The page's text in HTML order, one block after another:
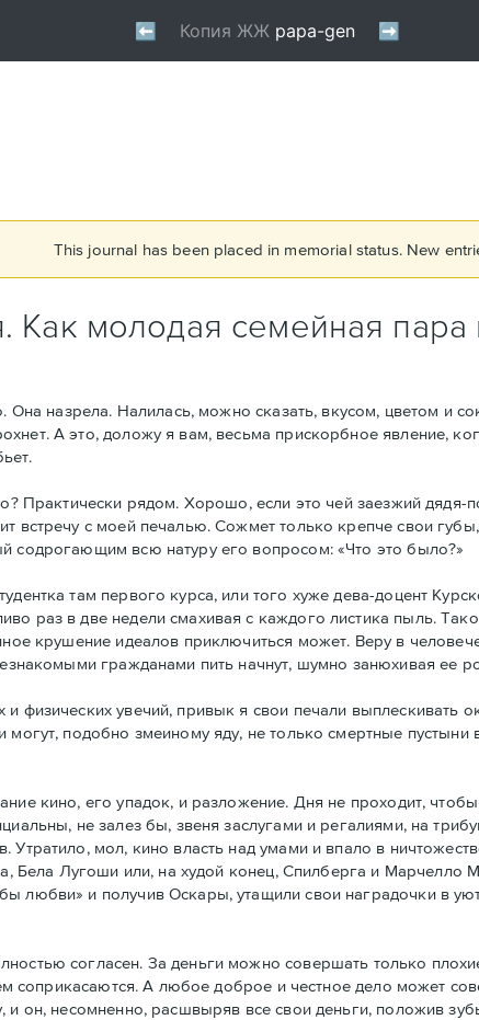
This journal has been placed in memorial status. New
Как молодая семейная пара
Она назрела. Налилась, можно сказать, вкусом, цветом и
А это, доложу я вам, весьма прискорбное явление,
Практически рядом. Хорошо, если это чей заезжий
встречу с моей печалью. Сожмет только крепче свои
содрогающим всю натуру его вопросом: «Что это было?»
там первого курса, или того хуже дева-доцент
раз в две недели смахивая с каждого листика пыль.
крушение идеалов приключиться может. Веру в
гражданами пить начнут, шумно занюхивая ее
физических увечий, привык я свои печали
подобно змеиному яду, не только смертные пустыни
кино, его упадок, и разложение. Дня не проходит,
не залез бы, звеня заслугами и регалиями, на
мол, кино власть над умами и впало в
Бела Лугоши или, на худой конец, Спилберга и Марчелло
любви» и получив Оскары, утащили свои наградочки в
согласен. За деньги можно совершать только
соприкасаются. А любое доброе и честное дело может
и он, несомненно, расшвыряв все свои деньги, положив